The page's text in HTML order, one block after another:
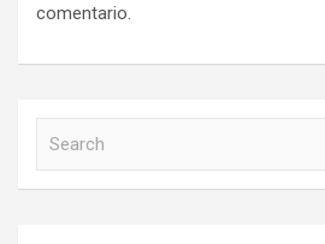
comentario.